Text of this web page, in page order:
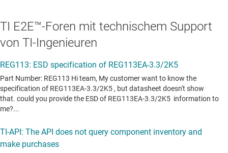
TI E2E™-Foren mit technischem Support
von TI-Ingenieuren